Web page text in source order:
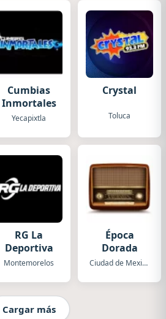
Cumbias
Inmortales
Yecapixtla
Crystal
Toluca
RG La
Deportiva
Montemorelos
Época
Dorada
Ciudad de Mexico
Cargar más